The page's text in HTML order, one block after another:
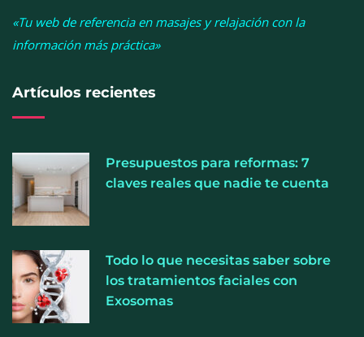
La luz roja, el nuevo aftersun, actúa en la
recuperación de la piel después del sol
cada vez más pacientes buscan verse mejor sin
cambiar sus rasgos, según la Clínica Mética
«Tu web de referencia en masajes y relajación con la
información más práctica»
Artículos recientes
Presupuestos para reformas: 7
claves reales que nadie te cuenta
Todo lo que necesitas saber sobre
los tratamientos faciales con
Exosomas